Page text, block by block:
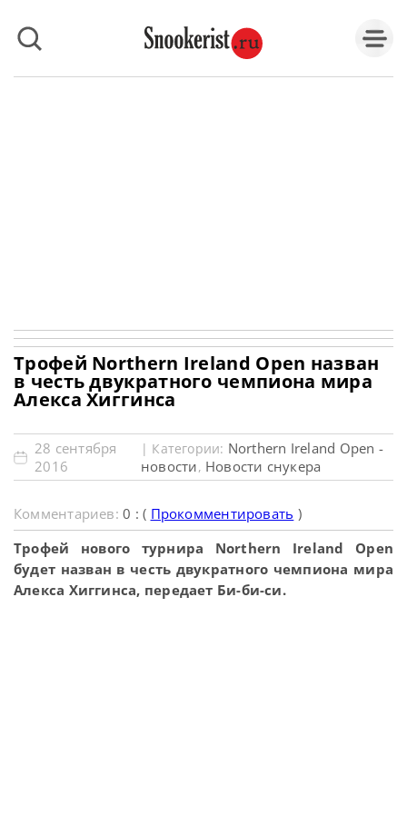
Трофей Northern Ireland Open назван
в честь двукратного чемпиона мира
Алекса Хиггинса
28 сентября
2016
| Категории: Northern Ireland Open -
новости, Новости снукера
Комментариев:0 : ( Прокомментировать )
Трофей нового турнира Northern Ireland Open
будет назван в честь двукратного чемпиона мира
Алекса Хиггинса, передает Би-би-си.